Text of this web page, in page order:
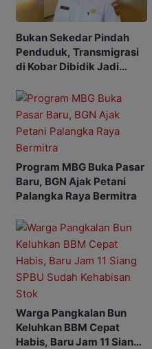
Bukan Sekedar Pindah
Penduduk, Transmigrasi
di Kobar Dibidik Jadi
Program MBG Buka Pasar
Baru, BGN Ajak Petani
Palangka Raya Bermitra
Warga Pangkalan Bun
Keluhkan BBM Cepat
Habis, Baru Jam 11 Siang